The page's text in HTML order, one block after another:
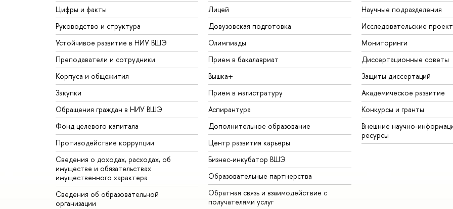
Цифры и факты
Руководство и структура
Устойчивое развитие в НИУ ВШЭ
Преподаватели и сотрудники
Корпуса и общежития
Закупки
Обращения граждан в НИУ ВШЭ
Фонд целевого капитала
Противодействие коррупции
Сведения о доходах, расходах, об
имуществе и обязательствах
имущественного характера
Сведения об образовательной
организации
Лицей
Довузовская подготовка
Олимпиады
Прием в бакалавриат
Вышка+
Прием в магистратуру
Аспирантура
Дополнительное образование
Центр развития карьеры
Бизнес-инкубатор ВШЭ
Образовательные партнерства
Обратная связь и взаимодействие с
получателями услуг
Научные подразделения
Исследовательские
Мониторинги
Диссертационные советы
Защиты диссертаций
Академическое развитие
Конкурсы и гранты
Внешние научно-
ресурсы